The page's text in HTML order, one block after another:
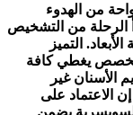
من الهدوء
الرحلة من التشخيص
التميز
يغطي كافة
الأسنان غير
إن الاعتماد على
السويسرية يضمن